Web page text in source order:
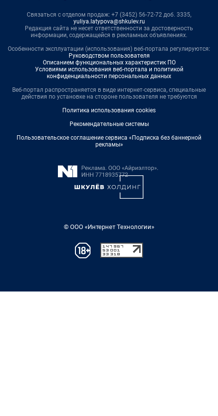
Связаться с отделом продаж: +7 (3452) 56-72-72 доб. 3335,
yuliya.latypova@shkulev.ru
Редакция сайта не несет ответственности за достоверность
информации, содержащейся в рекламных объявлениях.
Особенности эксплуатации (использования) веб-портала регулируются:
Руководством пользователя
Описанием функциональных характеристик ПО
Условиями использования веб-портала и политикой
конфиденциальности персональных данных
Веб-портал распространяется в виде интернет-сервиса, специальные
действия по установке на стороне пользователя не требуются
Политика использования cookies
Рекомендательные системы
Пользовательское соглашение сервиса «Подписка без баннерной
рекламы»
© ООО «Интернет Технологии»